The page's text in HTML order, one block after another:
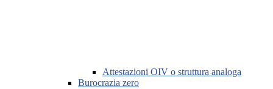
Attestazioni OIV o struttura analoga
Burocrazia zero